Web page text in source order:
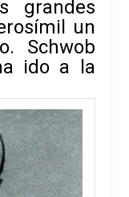
grandes
un
Schwob
ido a la